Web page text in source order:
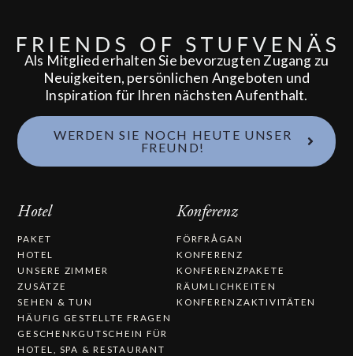
Als Mitglied erhalten Sie bevorzugten Zugang zu
Neuigkeiten, persönlichen Angeboten und
Inspiration für Ihren nächsten Aufenthalt.
WERDEN SIE NOCH HEUTE UNSER
FREUND!
Hotel
PAKET
HOTEL
UNSERE ZIMMER
ZUSÄTZE
SEHEN & TUN
HÄUFIG GESTELLTE FRAGEN
GESCHENKGUTSCHEIN FÜR
HOTEL, SPA & RESTAURANT
Konferenz
FÖRFRÅGAN
KONFERENZ
KONFERENZPAKETE
RÄUMLICHKEITEN
KONFERENZAKTIVITÄTEN